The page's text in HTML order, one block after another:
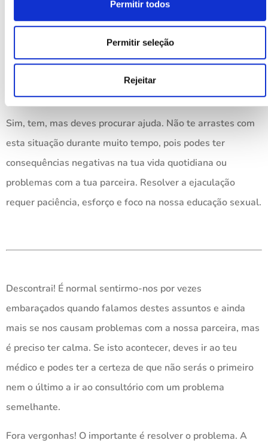
Permitir todos
Permitir seleção
Rejeitar
deixes dominar! Do ponto de vista médico, existem
algumas terapias e medicamentos que te podem ajudar a
ultrapassar este problema.
6. A ejaculação precoce não tem
solução
Sim, tem, mas deves procurar ajuda. Não te arrastes com
esta situação durante muito tempo, pois podes ter
consequências negativas na tua vida quotidiana ou
problemas com a tua parceira. Resolver a ejaculação
requer paciência, esforço e foco na nossa educação sexual.
Descontrai! É normal sentirmo-nos por vezes
embaraçados quando falamos destes assuntos e ainda
mais se nos causam problemas com a nossa parceira, mas
é preciso ter calma. Se isto acontecer, deves ir ao teu
médico e podes ter a certeza de que não serás o primeiro
nem o último a ir ao consultório com um problema
semelhante.
Fora vergonhas! O importante é resolver o problema. A